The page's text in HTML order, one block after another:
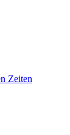
Zeiten